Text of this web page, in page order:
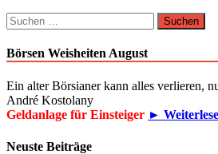
Suchen
nach:
Börsen Weisheiten August
Ein alter Börsianer kann alles verlieren,
André Kostolany
Geldanlage für Einsteiger ►
Neuste Beiträge